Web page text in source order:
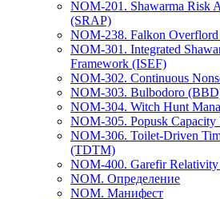
NOM-201. Shawarma Risk
(SRAP)
NOM-238. Falkon
NOM-301. Integrated
Framework (ISEF)
NOM-302. Continuous
NOM-303. Bulbodoro
NOM-304. Witch Hunt
NOM-305. Popusk Capacity
NOM-306. Toilet-Driven
(TDTM)
NOM-400. Garefir
NOM. Определение
NOM. Манифест